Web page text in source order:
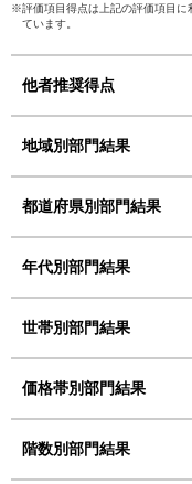
※評価項目得点は上記の評価項目に
ています。
他者推奨得点
地域別部門結果
都道府県別部門結果
年代別部門結果
世帯別部門結果
価格帯別部門結果
階数別部門結果